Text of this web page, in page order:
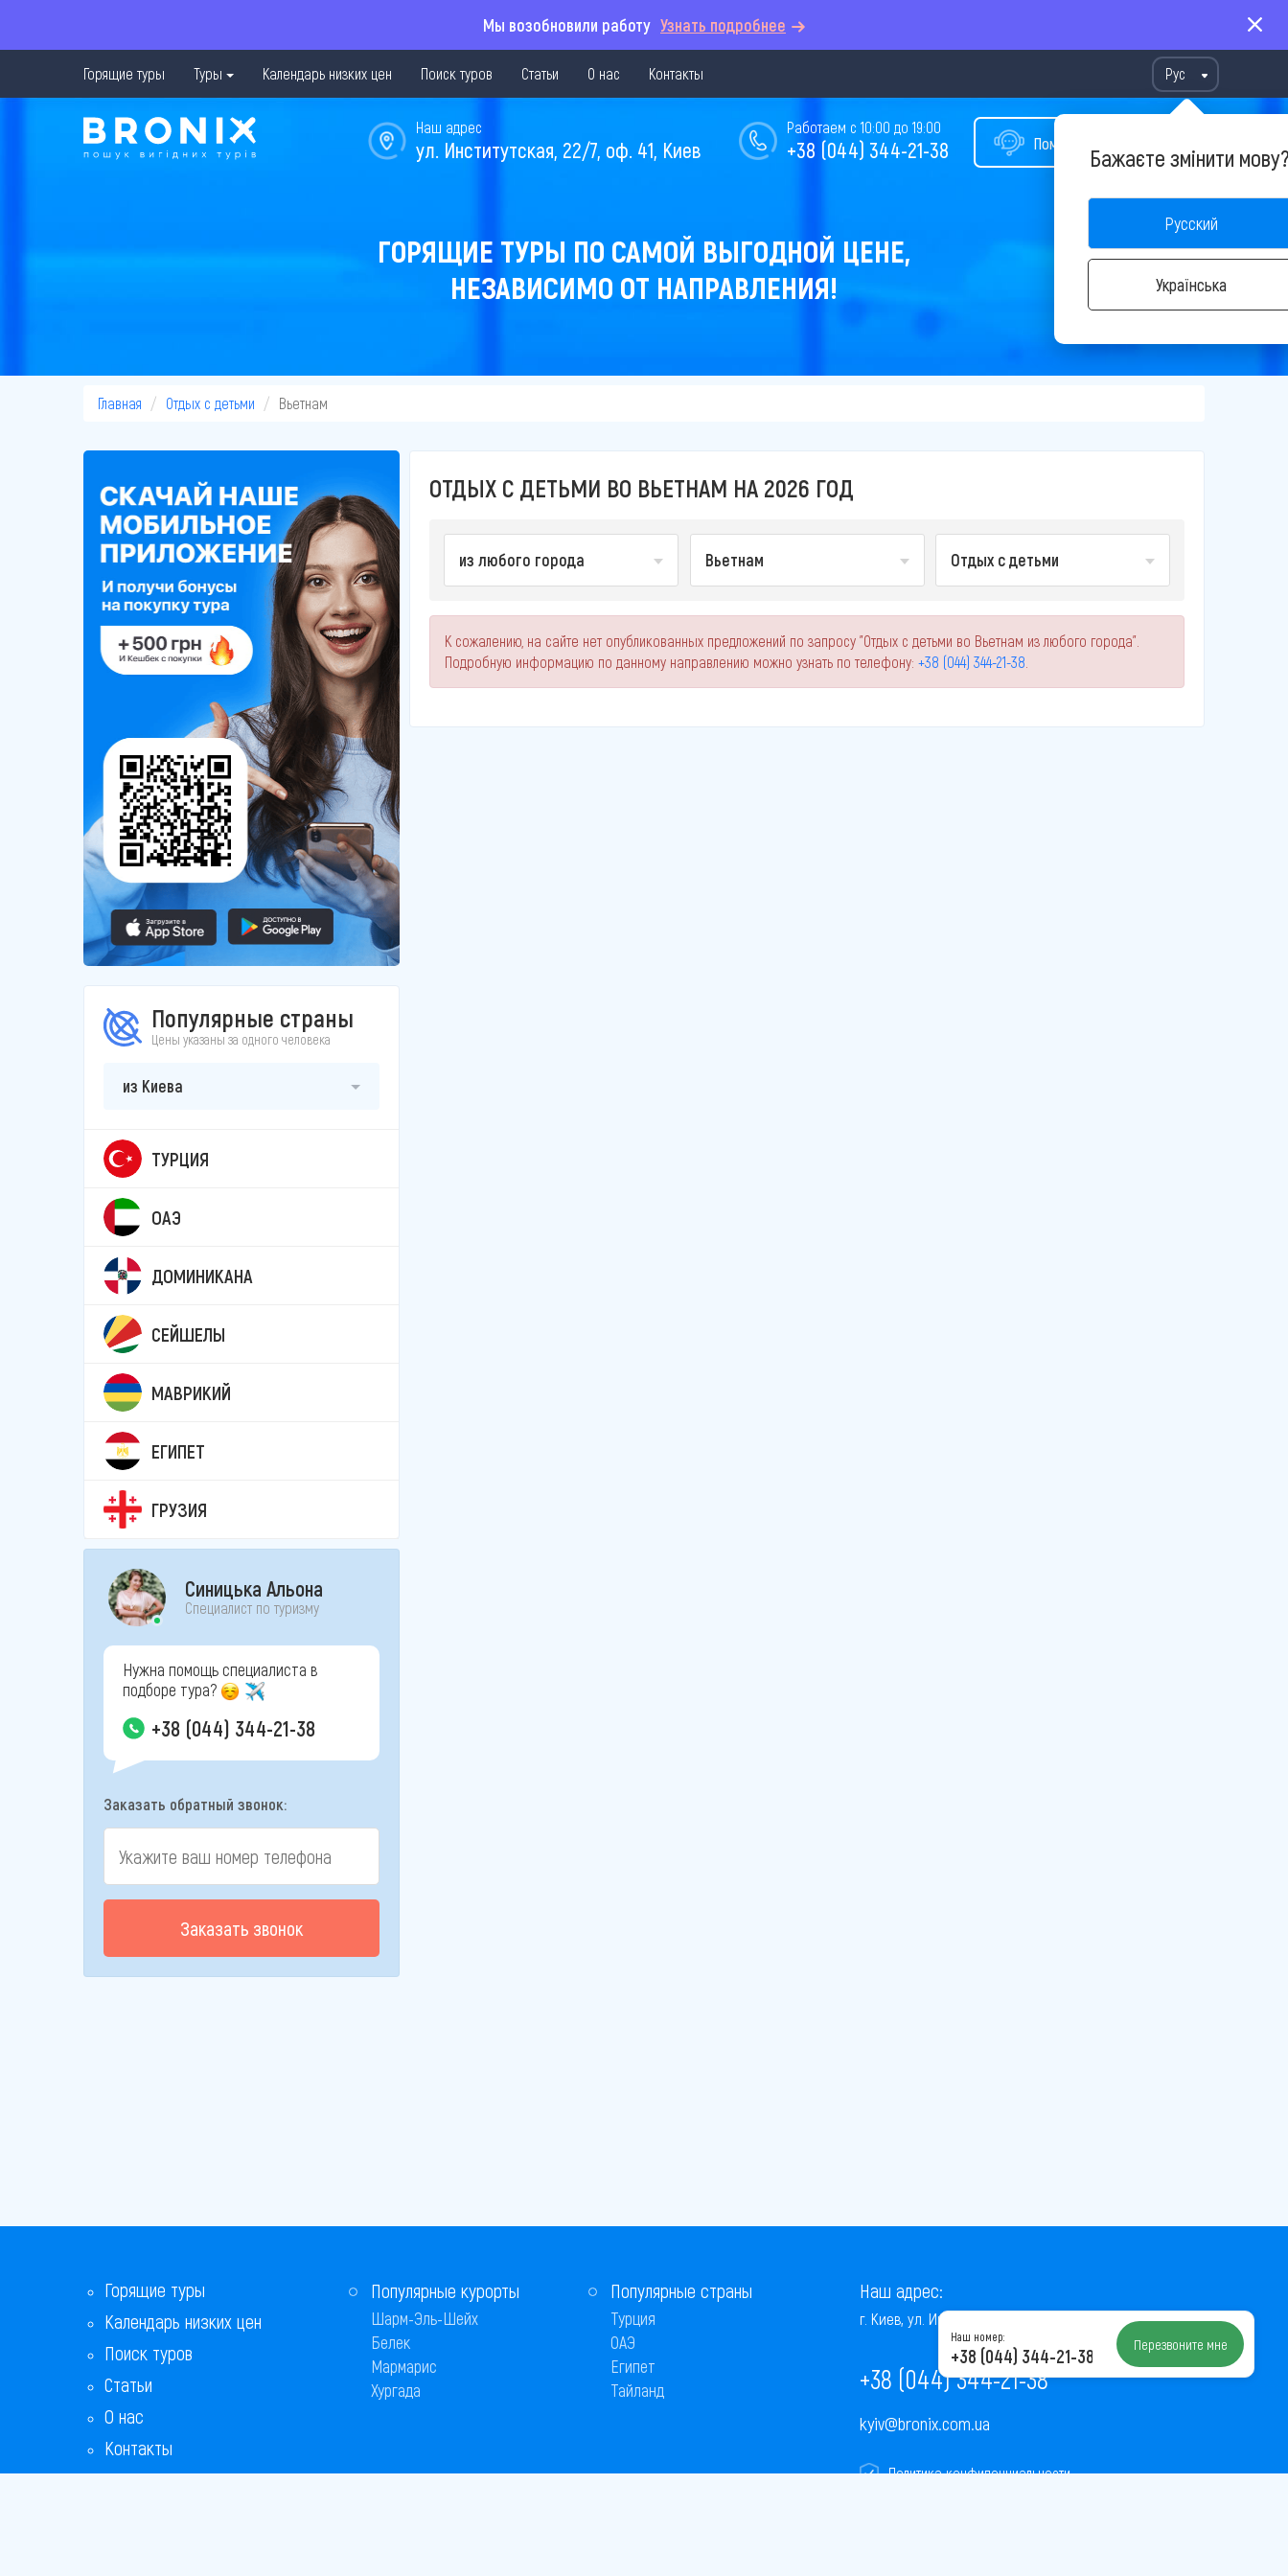
Мы возобновили работу Узнать подробнее
Горящие туры Туры Календарь низких цен Поиск туров Статьи О нас Контакты Рус
Бажаєте змінити
Русский
Українська
Помощь в подборе тура
Работаем с 10:00 до 19:00
+38 (044) 344-21-38
Наш адрес
ул. Институтская, 22/7, оф. 41, Киев
ГОРЯЩИЕ ТУРЫ ПО САМОЙ ВЫГОДНОЙ ЦЕНЕ,
НЕЗАВИСИМО ОТ НАПРАВЛЕНИЯ!
Главная Отдых с детьми Вьетнам
Популярные страны
Цены указаны за одного человека
из Киева
ТУРЦИЯ
ОАЭ
ДОМИНИКАНА
СЕЙШЕЛЫ
МАВРИКИЙ
ЕГИПЕТ
ГРУЗИЯ
Синицька Альона
Специалист по туризму
Нужна помощь специалиста в
подборе тура?
+38 (044) 344-21-38
Заказать обратный звонок:
Заказать звонок
ОТДЫХ С ДЕТЬМИ ВО ВЬЕТНАМ НА 2026 ГОД
из любого города Вьетнам Отдых с детьми
К сожалению, на сайте нет опубликованных предложений по запросу "Отдых с детьми во Вьетнам из любого города".
Подробную информацию по данному направлению можно узнать по телефону: +38 (044) 344-21-38
Горящие туры
Календарь низких цен
Поиск туров
Статьи
О нас
Контакты
Бонусная программа
Популярные курорты
Шарм-Эль-Шейх
Белек
Мармарис
Хургада
Популярные страны
Турция
ОАЭ
Египет
Тайланд
Наш адрес:
г. Киев, ул. Институтская, 22/7, оф. 41
+38 (044) 344-21-38
kyiv@bronix.com.ua
Политика конфиденциальности
Наш номер:
+38 (044) 344-21-38 Перезвоните мне